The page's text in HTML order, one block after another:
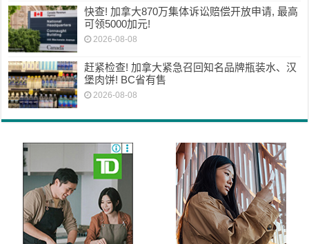
快查! 加拿大870万集体诉讼赔偿开放申请, 最高
可领5000加元!
2026-08-08
赶紧检查! 加拿大紧急召回知名品牌瓶装水、汉
堡肉饼! BC省有售
2026-08-08